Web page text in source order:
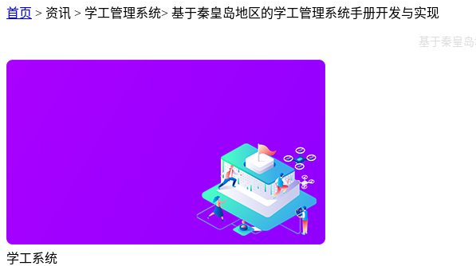
首页 > 资讯 > 学工管理系统> 基于秦皇岛地区的学工管理系统手册开发与实现
基于秦皇
学工系统